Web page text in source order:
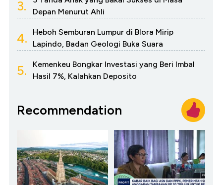
3.
Depan Menurut Ahli
4.
Heboh Semburan Lumpur di Blora Mirip
Lapindo, Badan Geologi Buka Suara
5.
Kemenkeu Bongkar Investasi yang Beri Imbal
Hasil 7%, Kalahkan Deposito
Recommendation